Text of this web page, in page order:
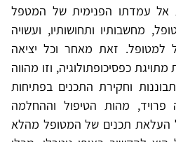
אל עמדתו הפנימית של המטפל
מחשבותיו ותחושותיו, ועשויה
למטופל. זאת מאחר וכל יציאה
כפסיכופתולוגיה, וזו מהווה
וחקירת התכנים בפתיחות
דה פרויד, מהות הטיפול וההחלמה
העלאת תכנים של המטופל מהלא